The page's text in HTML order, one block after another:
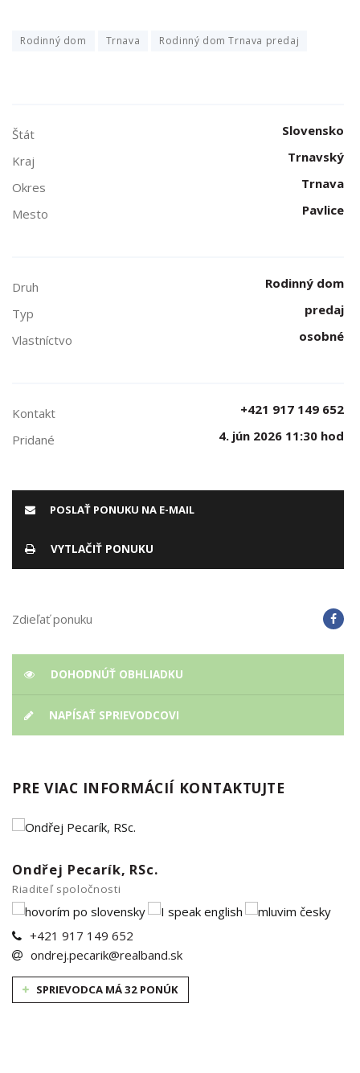
Rodinný dom Trnava Rodinný dom Trnava predaj
Štát
Slovensko
Kraj
Trnavský
Okres
Trnava
Mesto
Pavlice
Druh
Rodinný dom
Typ
predaj
Vlastníctvo
osobné
Kontakt
+421 917 149 652
Pridané
4. jún 2026 11:30 hod
POSLAŤ PONUKU NA E-MAIL
VYTLAČIŤ PONUKU
Zdieľať ponuku
DOHODNÚŤ OBHLIADKU
NAPÍSAŤ SPRIEVODCOVI
PRE VIAC INFORMÁCIÍ KONTAKTUJTE
Ondřej Pecarík, RSc.
Riaditeľ spoločnosti
+421 917 149 652
ondrej.pecarik@realband.sk
SPRIEVODCA MÁ 32 PONÚK